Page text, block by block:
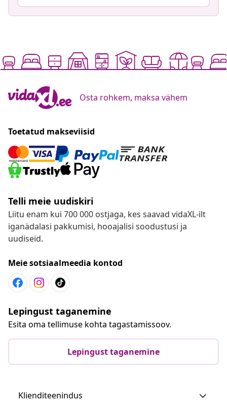
Osta rohkem, maksa vähem
Toetatud makseviisid
Telli meie uudiskiri
Liitu enam kui 700 000 ostjaga, kes saavad vidaXL-ilt
iganädalasi pakkumisi, hooajalisi soodustusi ja
uudiseid.
Meie sotsiaalmeedia kontod
Lepingust taganemine
Esita oma tellimuse kohta tagastamissoov.
Lepingust taganemine
Klienditeenindus